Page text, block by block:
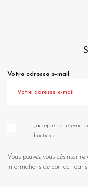
Votre adresse e-mail
J'accepte de recevoir
boutique
Vous pouvez vous
informations de contact